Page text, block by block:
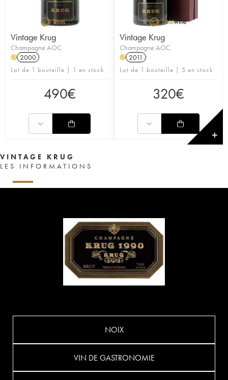
Vintage Krug
Champagne AOC
H 2000
Lot de 1 bouteille | 1 en stock
490€
Vintage Krug
Champagne AOC
H 2011
Lot de 1 bouteille | 5 en stock
320€
✕
VINTAGE KRUG
LES INFORMATIONS
NOIX
VIN DE GASTRONOMIE